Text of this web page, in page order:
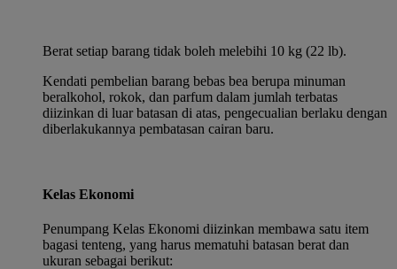
Berat setiap barang tidak boleh melebihi 10 kg (22 lb).
Kendati pembelian barang bebas bea berupa minuman
beralkohol, rokok, dan parfum dalam jumlah terbatas
diizinkan di luar batasan di atas, pengecualian berlaku dengan
diberlakukannya pembatasan cairan baru.
Kelas Ekonomi
Penumpang Kelas Ekonomi diizinkan membawa satu item
bagasi tenteng, yang harus mematuhi batasan berat dan
ukuran sebagai berikut: